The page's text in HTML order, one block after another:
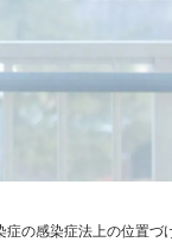
症の感染症法上の位置